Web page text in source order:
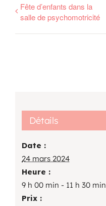
Fête d’enfants dans la
salle de psychomotricité
Détails
Date :
24 mars 2024
Heure :
9 h 00 min - 11 h 30 min
Prix :